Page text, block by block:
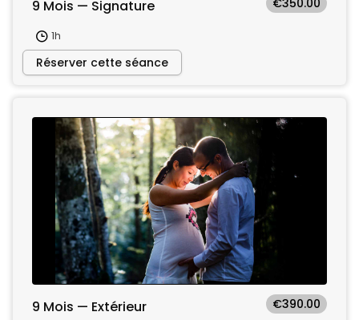
9 Mois — Signature €350.00
1h
Réserver cette séance
9 Mois — Extérieur €390.00